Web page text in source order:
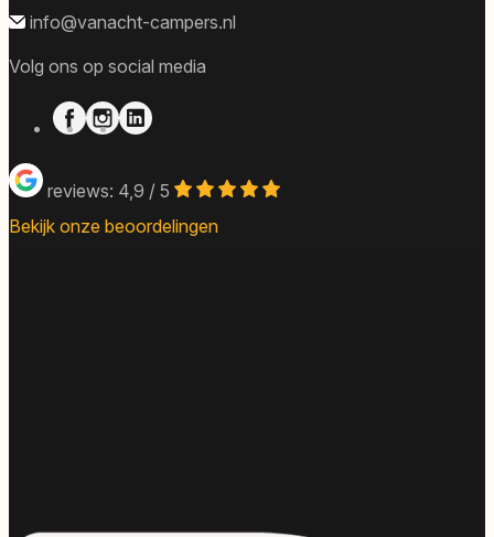
info@vanacht-campers.nl
Volg ons op social media
reviews: 4,9 / 5
Bekijk onze beoordelingen